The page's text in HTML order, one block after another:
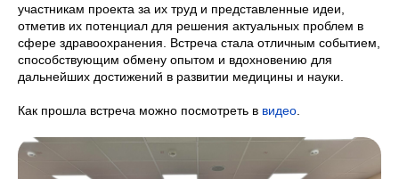
участникам проекта за их труд и представленные идеи,
отметив их потенциал для решения актуальных проблем в
сфере здравоохранения. Встреча стала отличным событием,
способствующим обмену опытом и вдохновению для
дальнейших достижений в развитии медицины и науки.
Как прошла встреча можно посмотреть в видео